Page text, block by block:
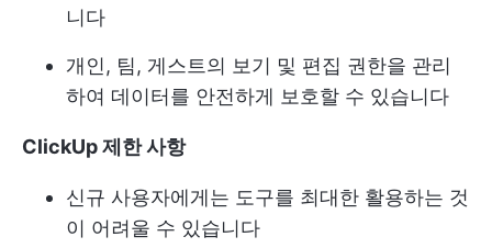
니다
개인, 팀, 게스트의 보기 및 편집 권한을 관리
하여 데이터를 안전하게 보호할 수 있습니다
ClickUp 제한 사항
신규 사용자에게는 도구를 최대한 활용하는 것
이 어려울 수 있습니다